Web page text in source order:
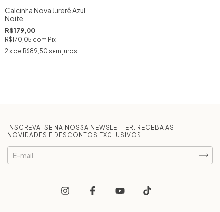
Calcinha Nova Jurerê Azul
Noite
R$179,00
R$170,05 com Pix
2x de R$89,50 sem juros
INSCREVA-SE NA NOSSA NEWSLETTER. RECEBA AS
NOVIDADES E DESCONTOS EXCLUSIVOS.